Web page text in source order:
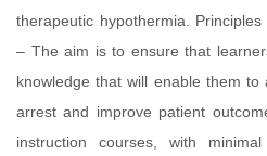
therapeutic hypothermia.
– The aim is to ensure that
knowledge that will enable them
arrest and improve patient
instruction courses, with